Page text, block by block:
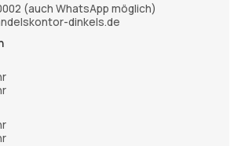
(auch WhatsApp möglich)
dinkels.de